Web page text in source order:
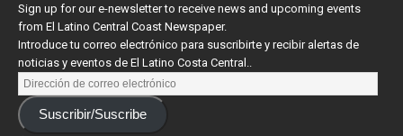
Sign up for our e-newsletter to receive news and upcoming events
from El Latino Central Coast Newspaper.
Introduce tu correo electrónico para suscribirte y recibir alertas de
noticias y eventos de El Latino Costa Central..
Suscribir/Suscribe